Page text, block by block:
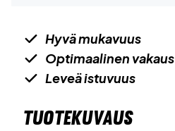
Hyvä mukavuus
Optimaalinen vakaus
Leveä istuvuus
TUOTEKUVAUS